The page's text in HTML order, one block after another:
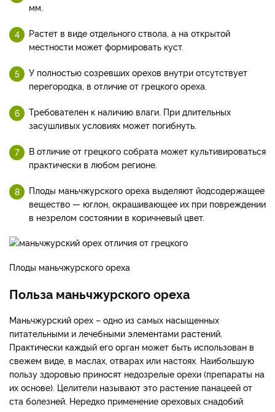
мм.
Растет в виде отдельного ствола, а на открытой
местности может формировать куст.
У полностью созревших орехов внутри отсутствует
перегородка, в отличие от грецкого ореха.
Требователен к наличию влаги. При длительных
засушливых условиях может погибнуть.
В отличие от грецкого собрата может культивироваться
практически в любом регионе.
Плоды маньчжурского ореха выделяют йодсодержащее
вещество — юглон, окрашивающее их при повреждении
в незрелом состоянии в коричневый цвет.
Плоды маньчжурского ореха
Польза маньчжурского ореха
Маньчжурский орех – одно из самых насыщенных
питательными и лечебными элементами растений.
Практически каждый его орган может быть использован в
свежем виде, в маслах, отварах или настоях. Наибольшую
пользу здоровью приносят недозрелые орехи (препараты на
их основе). Целители называют это растение панацеей от
ста болезней. Нередко применение ореховых снадобий